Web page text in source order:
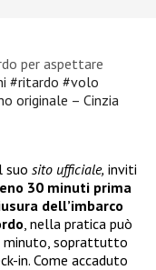
per aspettare
#ritardo #volo
originale – Cinzia
suo sito ufficiale, inviti
30 minuti prima
dell’imbarco
, nella pratica può
minuto, soprattutto
in. Come accaduto